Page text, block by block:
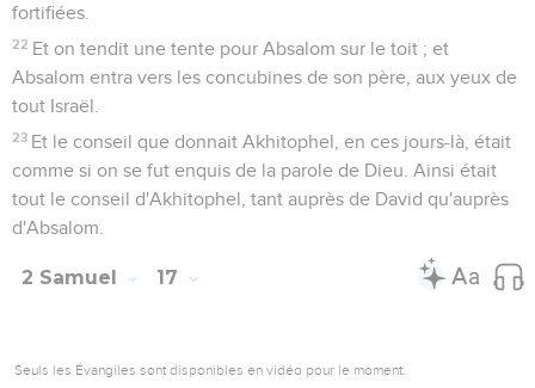
fortifiées.
22 Et on tendit une tente pour Absalom sur le toit ; et
Absalom entra vers les concubines de son père, aux yeux de
tout Israël.
23 Et le conseil que donnait Akhitophel, en ces jours-là, était
comme si on se fut enquis de la parole de Dieu. Ainsi était
tout le conseil d'Akhitophel, tant auprès de David qu'auprès
d'Absalom.
2 Samuel 17
Seuls les Évangiles sont disponibles en vidéo pour le moment.